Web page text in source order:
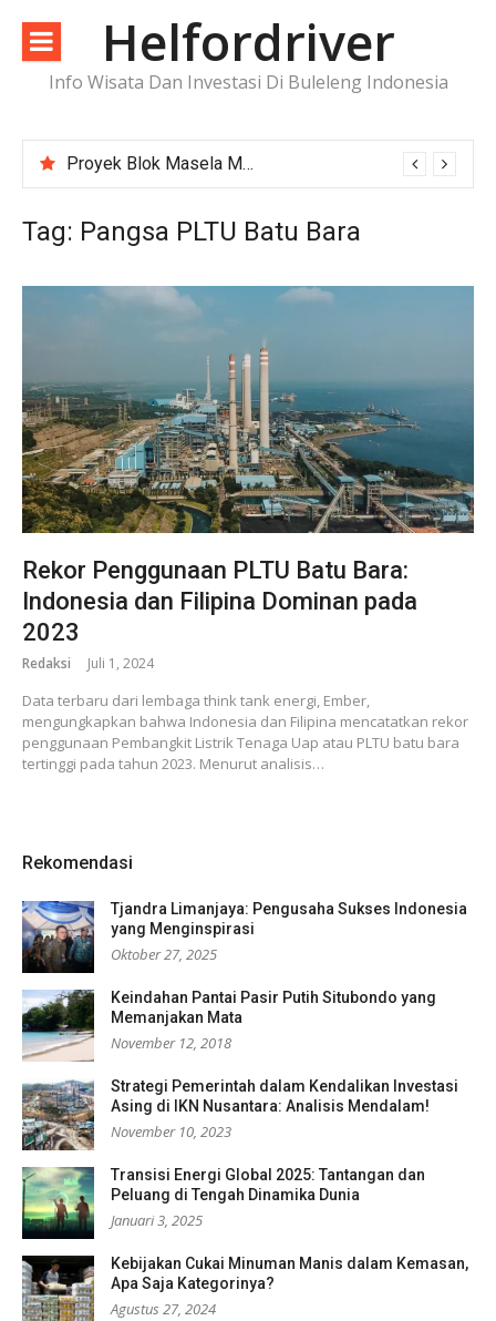
konten
Helfordriver
Info Wisata Dan Investasi Di Buleleng Indonesia
Proyek Blok Masela Makin Dekat ke FID, Investasi Raksasa Siap Menggerakkan Industri Energi
Tag: Pangsa PLTU Batu Bara
Rekor Penggunaan PLTU Batu Bara:
Indonesia dan Filipina Dominan pada
2023
Redaksi Juli 1, 2024
Data terbaru dari lembaga think tank energi, Ember,
mengungkapkan bahwa Indonesia dan Filipina mencatatkan rekor
penggunaan Pembangkit Listrik Tenaga Uap atau PLTU batu bara
tertinggi pada tahun 2023. Menurut analisis…
Rekomendasi
Tjandra Limanjaya: Pengusaha Sukses Indonesia
yang Menginspirasi
Oktober 27, 2025
Keindahan Pantai Pasir Putih Situbondo yang
Memanjakan Mata
November 12, 2018
Strategi Pemerintah dalam Kendalikan Investasi
Asing di IKN Nusantara: Analisis Mendalam!
November 10, 2023
Transisi Energi Global 2025: Tantangan dan
Peluang di Tengah Dinamika Dunia
Januari 3, 2025
Kebijakan Cukai Minuman Manis dalam Kemasan,
Apa Saja Kategorinya?
Agustus 27, 2024